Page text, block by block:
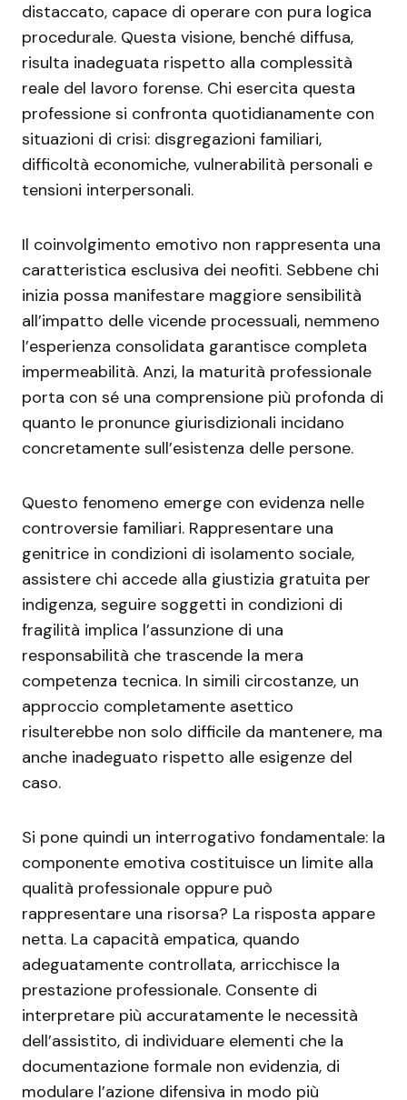
distaccato, capace di operare con pura logica
procedurale. Questa visione, benché diffusa,
risulta inadeguata rispetto alla complessità
reale del lavoro forense. Chi esercita questa
professione si confronta quotidianamente con
situazioni di crisi: disgregazioni familiari,
difficoltà economiche, vulnerabilità personali e
tensioni interpersonali.
Il coinvolgimento emotivo non rappresenta una
caratteristica esclusiva dei neofiti. Sebbene chi
inizia possa manifestare maggiore sensibilità
all’impatto delle vicende processuali, nemmeno
l’esperienza consolidata garantisce completa
impermeabilità. Anzi, la maturità professionale
porta con sé una comprensione più profonda di
quanto le pronunce giurisdizionali incidano
concretamente sull’esistenza delle persone.
Questo fenomeno emerge con evidenza nelle
controversie familiari. Rappresentare una
genitrice in condizioni di isolamento sociale,
assistere chi accede alla giustizia gratuita per
indigenza, seguire soggetti in condizioni di
fragilità implica l’assunzione di una
responsabilità che trascende la mera
competenza tecnica. In simili circostanze, un
approccio completamente asettico
risulterebbe non solo difficile da mantenere, ma
anche inadeguato rispetto alle esigenze del
caso.
Si pone quindi un interrogativo fondamentale: la
componente emotiva costituisce un limite alla
qualità professionale oppure può
rappresentare una risorsa? La risposta appare
netta. La capacità empatica, quando
adeguatamente controllata, arricchisce la
prestazione professionale. Consente di
interpretare più accuratamente le necessità
dell’assistito, di individuare elementi che la
documentazione formale non evidenzia, di
modulare l’azione difensiva in modo più